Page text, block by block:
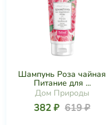
Шампунь Роза чайная
Питание для ...
Дом Природы
382 ₽ 619 ₽